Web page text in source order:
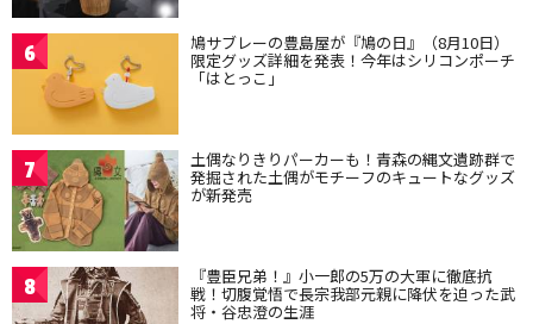
6 鳩サブレーの豊島屋が『鳩の日』（8月10日）
限定グッズ詳細を発表！今年はシリコンポーチ
「はとっこ」
7 土偶なりきりパーカーも！青森の縄文遺跡群で
発掘された土偶がモチーフのキュートなグッズ
が新発売
8 『豊臣兄弟！』小一郎の5万の大軍に徹底抗
戦！切腹覚悟で長宗我部元親に降伏を迫った武
将・谷忠澄の生涯